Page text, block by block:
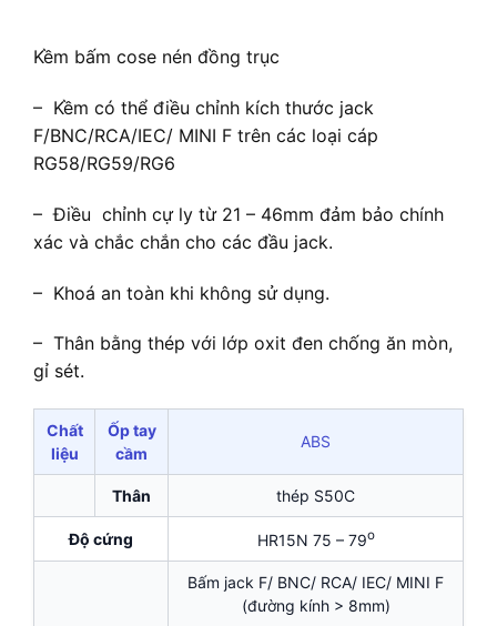
Kềm bấm cose nén đồng trục
– Kềm có thể điều chỉnh kích thước jack
F/BNC/RCA/IEC/ MINI F trên các loại cáp
RG58/RG59/RG6
– Điều chỉnh cự ly từ 21 – 46mm đảm bảo chính
xác và chắc chắn cho các đầu jack.
– Khoá an toàn khi không sử dụng.
– Thân bằng thép với lớp oxit đen chống ăn mòn,
gỉ sét.
Chất
liệu
Ốp tay
cầm
ABS
Thân thép S50C
Độ cứng HR15N 75 – 79o
Bấm jack F/ BNC/ RCA/ IEC/ MINI F
(đường kính > 8mm)